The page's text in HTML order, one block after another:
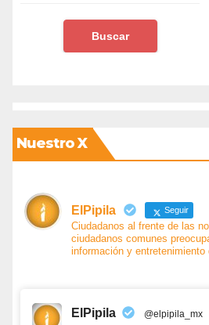
Nuestro X
ElPipila Seguir
Ciudadanos al frente de las
ciudadanos comunes
información y entretenimiento
ElPipila @elpipila_mx